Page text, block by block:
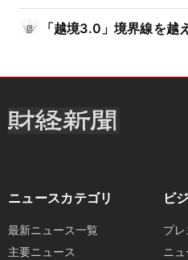
「越境3.0」境界線を越
ニュースカテゴリ
最新ニュース一覧
主要ニュース
ビ
プ
ニ